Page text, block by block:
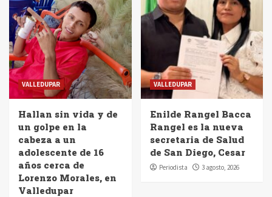
VALLEDUPAR
Hallan sin vida y de
un golpe en la
cabeza a un
adolescente de 16
años cerca de
Lorenzo Morales, en
Valledupar
VALLEDUPAR
Enilde Rangel Bacca
Rangel es la nueva
secretaria de Salud
de San Diego, Cesar
Periodista 3 agosto, 2026